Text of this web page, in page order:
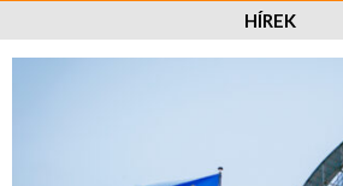
HÍREK